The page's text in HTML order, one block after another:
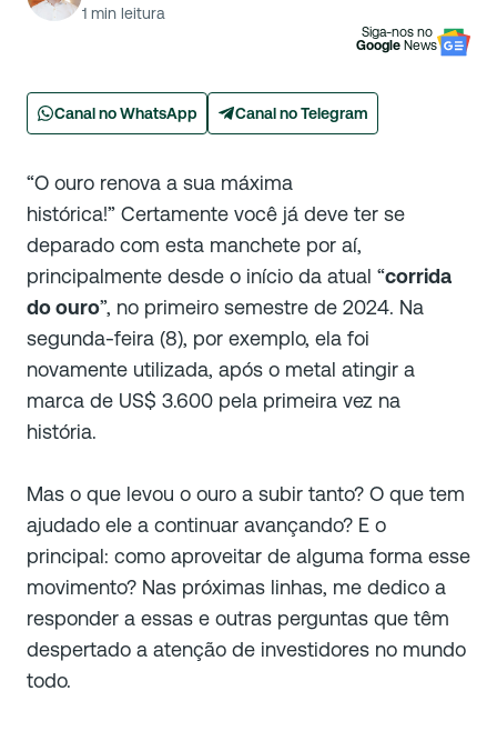
1 min leitura
Siga-nos no
Google News
Canal no WhatsApp Canal no Telegram
“O ouro renova a sua máxima
histórica!” Certamente você já deve ter se
deparado com esta manchete por aí,
principalmente desde o início da atual “corrida
do ouro”, no primeiro semestre de 2024. Na
segunda-feira (8), por exemplo, ela foi
novamente utilizada, após o metal atingir a
marca de US$ 3.600 pela primeira vez na
história.
Mas o que levou o ouro a subir tanto? O que tem
ajudado ele a continuar avançando? E o
principal: como aproveitar de alguma forma esse
movimento? Nas próximas linhas, me dedico a
responder a essas e outras perguntas que têm
despertado a atenção de investidores no mundo
todo.